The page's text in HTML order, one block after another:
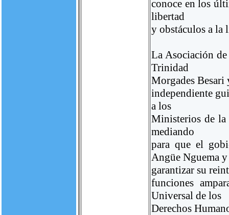
conoce en los
libertad
y obstáculos a la
La Asociación
Trinidad
Morgades
independiente
a los
Ministerios de la
mediando
para que el
Angüe Nguema y
garantizar su
funciones
Universal de los
Derechos